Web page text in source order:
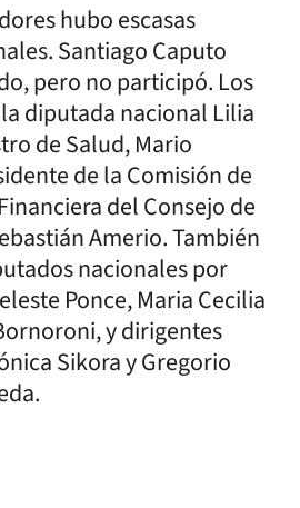
hubo escasas
Santiago Caputo
pero no participó. Los
diputada nacional Lilia
de Salud, Mario
de la Comisión de
del Consejo de
Amerio. También
nacionales por
Ponce, Maria Cecilia
y dirigentes
Sikora y Gregorio